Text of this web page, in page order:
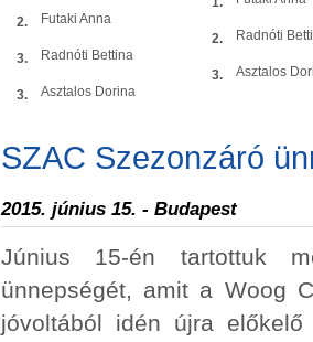
2. Futaki Anna
3. Radnóti Bettina
3. Asztalos Dorina
2. Radnóti
3. Asztalos
SZAC Szezonzáró
2015. június 15. - Budapest
Június 15-én tartottuk
ünnepségét, amit a Woog
jóvoltából idén újra